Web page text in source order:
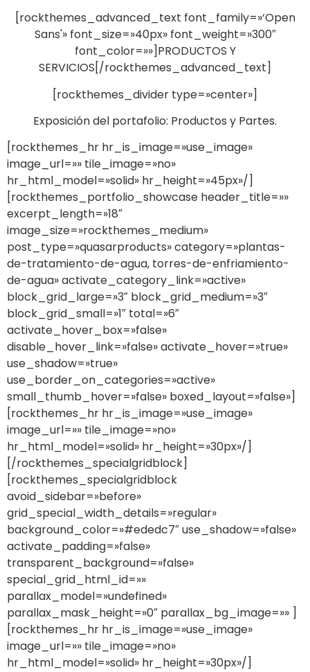
[rockthemes_advanced_text font_family=»‘Open
Sans'» font_size=»40px» font_weight=»300″
font_color=»»]PRODUCTOS Y
SERVICIOS[/rockthemes_advanced_text]
[rockthemes_divider type=»center»]
Exposición del portafolio: Productos y Partes.
[rockthemes_hr hr_is_image=»use_image»
image_url=»» tile_image=»no»
hr_html_model=»solid» hr_height=»45px»/]
[rockthemes_portfolio_showcase header_title=»»
excerpt_length=»18″
image_size=»rockthemes_medium»
post_type=»quasarproducts» category=»plantas-
de-tratamiento-de-agua, torres-de-enfriamiento-
de-agua» activate_category_link=»active»
block_grid_large=»3″ block_grid_medium=»3″
block_grid_small=»1″ total=»6″
activate_hover_box=»false»
disable_hover_link=»false» activate_hover=»true»
use_shadow=»true»
use_border_on_categories=»active»
small_thumb_hover=»false» boxed_layout=»false»]
[rockthemes_hr hr_is_image=»use_image»
image_url=»» tile_image=»no»
hr_html_model=»solid» hr_height=»30px»/]
[/rockthemes_specialgridblock]
[rockthemes_specialgridblock
avoid_sidebar=»before»
grid_special_width_details=»regular»
background_color=»#ededc7″ use_shadow=»false»
activate_padding=»false»
transparent_background=»false»
special_grid_html_id=»»
parallax_model=»undefined»
parallax_mask_height=»0″ parallax_bg_image=»» ]
[rockthemes_hr hr_is_image=»use_image»
image_url=»» tile_image=»no»
hr_html_model=»solid» hr_height=»30px»/]